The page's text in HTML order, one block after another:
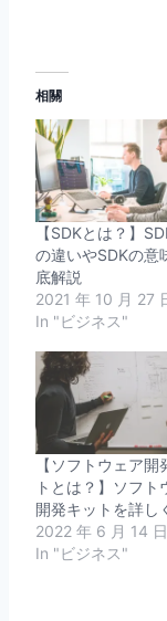
相關
【SDKとは？】
の違いやSDKの意
底解説
2021 年 10 月 27
In "ビジネス"
【ソフトウェア開
トとは？】ソフト
開発キットを詳し
2022 年 6 月 14 日
In "ビジネス"